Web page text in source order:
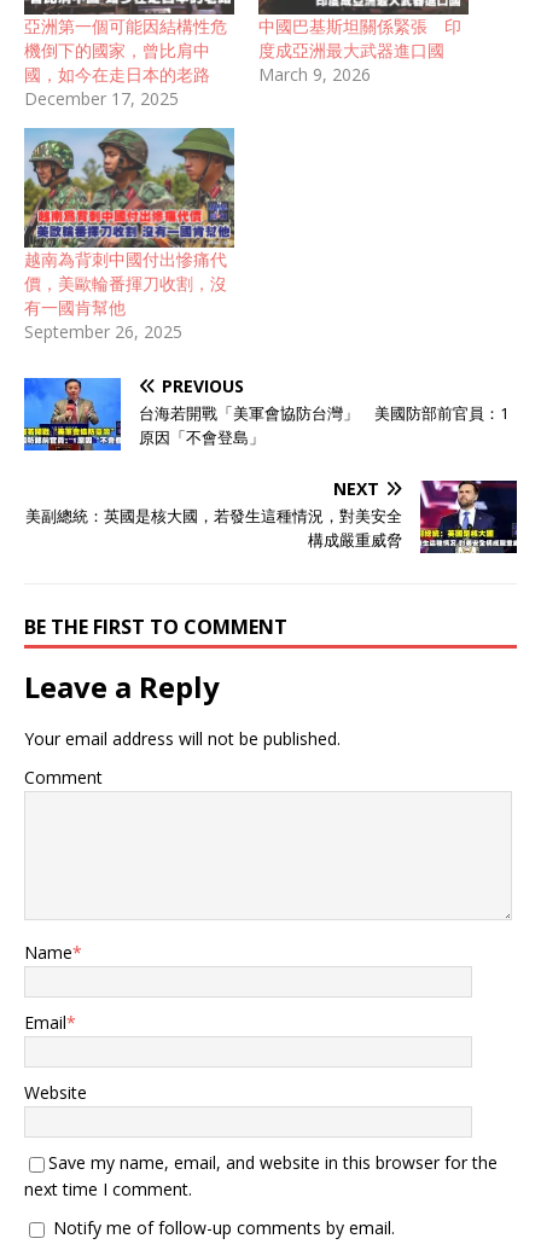
亞洲第一個可能因結構性危
機倒下的國家，曾比肩中
國，如今在走日本的老路
December 17, 2025
中國巴基斯坦關係緊張 印
度成亞洲最大武器進口國
March 9, 2026
越南為背刺中國付出慘痛代
價，美歐輪番揮刀收割，沒
有一國肯幫他
September 26, 2025
PREVIOUS
台海若開戰「美軍會協防台灣」 美國防部前官員：1
原因「不會登島」
NEXT
美副總統：英國是核大國，若發生這種情況，對美安全
構成嚴重威脅
BE THE FIRST TO COMMENT
Leave a Reply
Your email address will not be published.
Comment
Name*
Email*
Website
Save my name, email, and website in this browser for the
next time I comment.
Notify me of follow-up comments by email.